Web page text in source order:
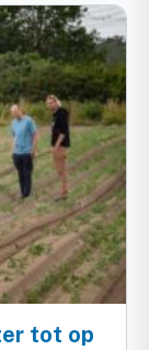
tot op